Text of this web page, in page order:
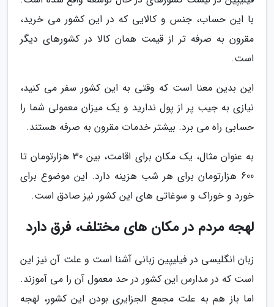
با این حساب، جنس و کالایی که در این کشور می خرید،
مقرون به صرفه تر از قیمت همان کالا در کشورهای دیگر
است.
این بدین معنا است که وقتی به این کشور سفر می کنید،
نیازی به جیب پر از پول ندارید و یک میزان معمولی شما را
حسابی راه می برد. بیشتر خدمات مقرون به صرفه هستند.
به عنوان مثال، یک مکان برای اقامت، بین 30 هزارتومان تا
600 هزارتومان برای هر شب هزینه دارد. این موضوع برای
خورد و خوراک و سوغاتی های این کشور نیز صادق است.
لهجه مردم در مکان های مختلف، فرق دارد
زبان انگلیسی در فیلیپین زبانی آشنا است و علت آن نیز این
است که در مدارس این کشور در حد معمول آن را می آموزند.
اما باز هم به علت مجمع الجزایری بودن این کشور، لهجه